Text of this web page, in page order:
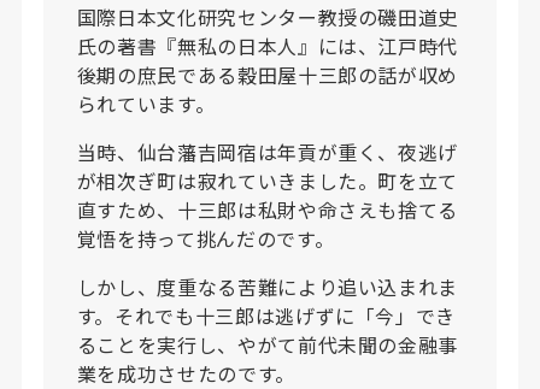
国際日本文化研究センター教授の磯田道史
氏の著書『無私の日本人』には、江戸時代
後期の庶民である穀田屋十三郎の話が収め
られています。
当時、仙台藩吉岡宿は年貢が重く、夜逃げ
が相次ぎ町は寂れていきました。町を立て
直すため、十三郎は私財や命さえも捨てる
覚悟を持って挑んだのです。
しかし、度重なる苦難により追い込まれま
す。それでも十三郎は逃げずに「今」でき
ることを実行し、やがて前代未聞の金融事
業を成功させたのです。